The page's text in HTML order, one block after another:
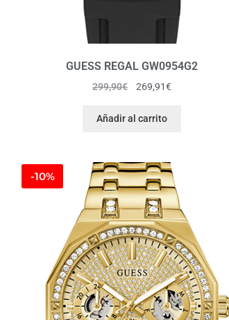
GUESS REGAL GW0954G2
299,90€ 269,91€
Añadir al carrito
-10%